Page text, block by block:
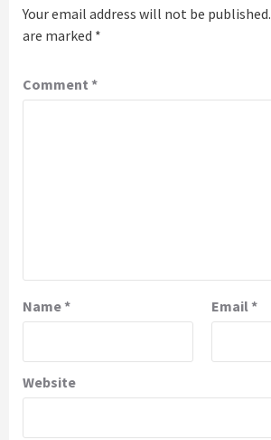
Your email address will not be published.
are marked *
Comment *
Name* Email *
Website